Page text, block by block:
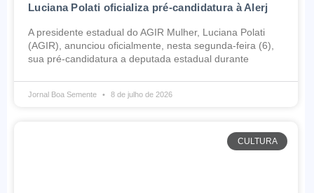
Luciana Polati oficializa pré-candidatura à Alerj
A presidente estadual do AGIR Mulher, Luciana Polati
(AGIR), anunciou oficialmente, nesta segunda-feira (6),
sua pré-candidatura a deputada estadual durante
Jornal Boa Semente 8 de julho de 2026
CULTURA